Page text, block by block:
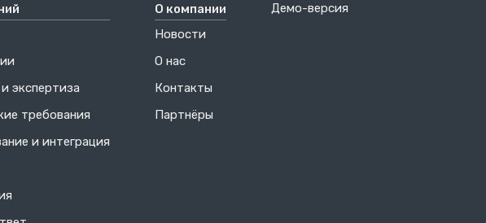
экспертиза
требования
и интеграция
О компании
Новости
О нас
Контакты
Партнёры
Демо-версия